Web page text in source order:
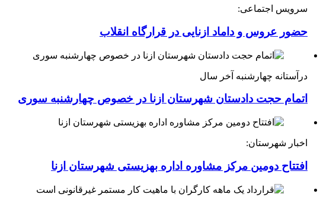
سرویس اجتماعی:
حضور عروس و داماد ازنایی در قرارگاه انقلاب
درآستانه چهارشنبه آخر سال
اتمام حجت دادستان شهرستان ازنا در خصوص چهارشنبه ‌سوری
اخبار شهرستان:
افتتاح دومین مرکز مشاوره اداره بهزیستی شهرستان ازنا